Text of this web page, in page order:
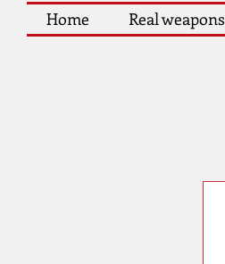
Home Real weapons